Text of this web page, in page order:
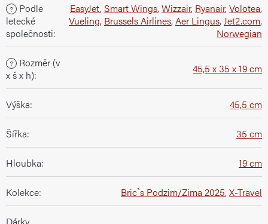
?
Podle
letecké
společnosti:
EasyJet, Smart Wings,Wizzair, Ryanair,Volotea,
Vueling, Brussels Airlines,Aer Lingus,Jet2.com,
Norwegian
?
Rozměr (v
x š x h): 45,5 x 35 x 19 cm
Výška: 45,5 cm
Šířka: 35 cm
Hloubka: 19 cm
Kolekce: Bric`s Podzim/Zima 2025,X-Travel